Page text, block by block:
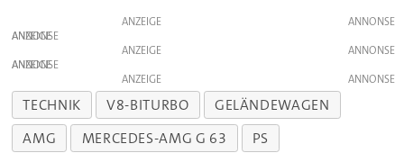
ANZEIGE
ANZEIGE
ANZEIGE
ANZEIGE
ANZEIGE
TECHNIK V8-BITURBO
GELÄNDEWAGEN
AMG
MERCEDES-AMG G 63 PS